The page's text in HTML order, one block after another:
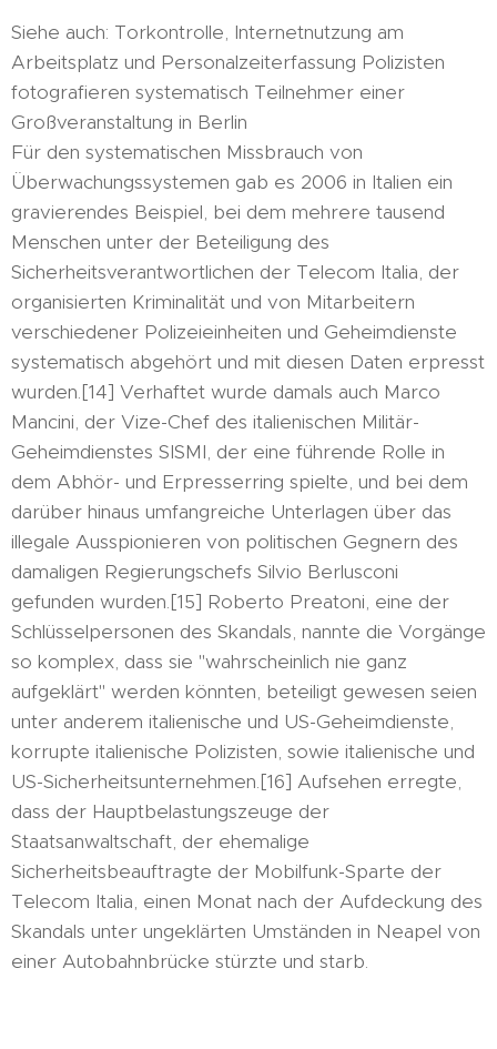
Siehe auch: Torkontrolle, Internetnutzung am
Arbeitsplatz und Personalzeiterfassung Polizisten
fotografieren systematisch Teilnehmer einer
Großveranstaltung in Berlin
Für den systematischen Missbrauch von
Überwachungssystemen gab es 2006 in Italien ein
gravierendes Beispiel, bei dem mehrere tausend
Menschen unter der Beteiligung des
Sicherheitsverantwortlichen der Telecom Italia, der
organisierten Kriminalität und von Mitarbeitern
verschiedener Polizeieinheiten und Geheimdienste
systematisch abgehört und mit diesen Daten erpresst
wurden.[14] Verhaftet wurde damals auch Marco
Mancini, der Vize-Chef des italienischen Militär-
Geheimdienstes SISMI, der eine führende Rolle in
dem Abhör- und Erpresserring spielte, und bei dem
darüber hinaus umfangreiche Unterlagen über das
illegale Ausspionieren von politischen Gegnern des
damaligen Regierungschefs Silvio Berlusconi
gefunden wurden.[15] Roberto Preatoni, eine der
Schlüsselpersonen des Skandals, nannte die Vorgänge
so komplex, dass sie "wahrscheinlich nie ganz
aufgeklärt" werden könnten, beteiligt gewesen seien
unter anderem italienische und US-Geheimdienste,
korrupte italienische Polizisten, sowie italienische und
US-Sicherheitsunternehmen.[16] Aufsehen erregte,
dass der Hauptbelastungszeuge der
Staatsanwaltschaft, der ehemalige
Sicherheitsbeauftragte der Mobilfunk-Sparte der
Telecom Italia, einen Monat nach der Aufdeckung des
Skandals unter ungeklärten Umständen in Neapel von
einer Autobahnbrücke stürzte und starb.